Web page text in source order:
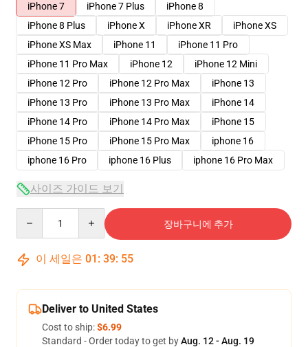
iPhone 7
iPhone 7 Plus
iPhone 8
iPhone 8 Plus
iPhone X iPhone XR
iPhone XS
iPhone XS Max
iPhone 11
iPhone 11 Pro
iPhone 11 Pro Max
iPhone 12
iPhone 12 Mini
iPhone 12 Pro
iPhone 12 Pro Max
iPhone 13
iPhone 13 Pro
iPhone 13 Pro Max
iPhone 14
iPhone 14 Pro
iPhone 14 Pro Max
iPhone 15
iPhone 15 Pro
iPhone 15 Pro Max
iphone 16
iphone 16 Pro
iphone 16 Plus iphone 16 Pro Max
사이즈 가이드 보기
장바구니에 추가
이 세일은 01 : 39: 54
Deliver to United States
Cost to ship:$6.99
Standard - Order today to get byAug. 12 - Aug. 19